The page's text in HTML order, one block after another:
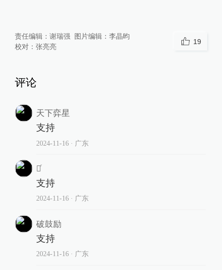
责任编辑： 谢瑞强 图片编辑： 李晶昀
校对： 张亮亮
19
评论
天下弈星
支持
2024-11-16∙ 广东
榮ͬ
支持
2024-11-16∙ 广东
破鼓励
支持
2024-11-16∙ 广东